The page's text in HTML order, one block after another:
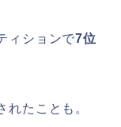
ィションで7位
たことも。